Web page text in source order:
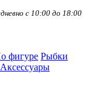
с 10:00 до 18:00
фигуре Рыбки
Аксессуары